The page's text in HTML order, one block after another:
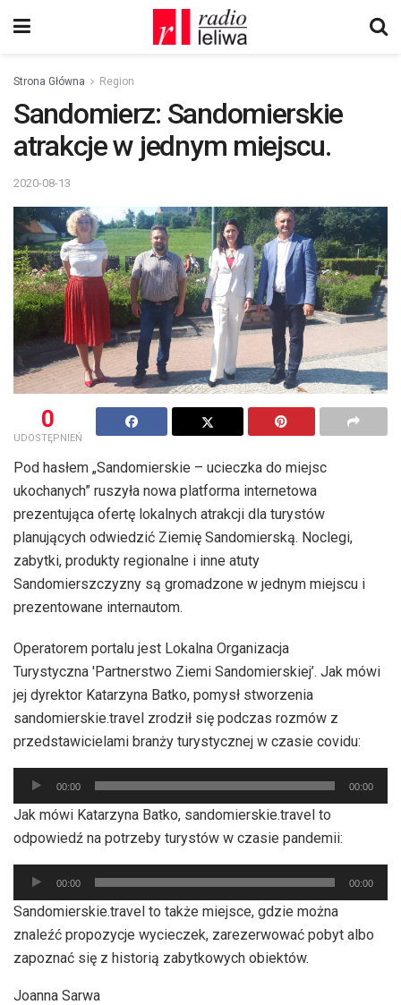
Strona Główna Region
Sandomierz: Sandomierskie
atrakcje w jednym miejscu.
2020-08-13
0
UDOSTĘPNIEŃ
Pod hasłem „Sandomierskie – ucieczka do miejsc
ukochanych” ruszyła nowa platforma internetowa
prezentująca ofertę lokalnych atrakcji dla turystów
planujących odwiedzić Ziemię Sandomierską. Noclegi,
zabytki, produkty regionalne i inne atuty
Sandomierszczyzny są gromadzone w jednym miejscu i
prezentowane internautom.
Operatorem portalu jest Lokalna Organizacja
Turystyczna 'Partnerstwo Ziemi Sandomierskiej’. Jak mówi
jej dyrektor Katarzyna Batko, pomysł stworzenia
sandomierskie.travel zrodził się podczas rozmów z
przedstawicielami branży turystycznej w czasie covidu:
Odtwarzacz
plików
dźwiękowych
00:00 00:00
Jak mówi Katarzyna Batko, sandomierskie.travel to
odpowiedź na potrzeby turystów w czasie pandemii:
Odtwarzacz
plików
dźwiękowych
00:00 00:00
Sandomierskie.travel to także miejsce, gdzie można
znaleźć propozycje wycieczek, zarezerwować pobyt albo
zapoznać się z historią zabytkowych obiektów.
Joanna Sarwa